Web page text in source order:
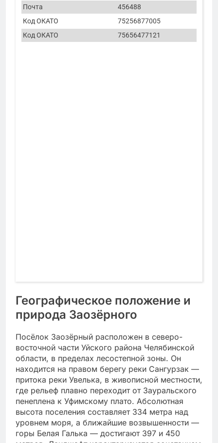
Почта
456488
Код ОКАТО
75256877005
Код ОКАТО
75656477121
Географическое положение и
природа Заозёрного
Посёлок Заозёрный расположен в северо-
восточной части Уйского района Челябинской
области, в пределах лесостепной зоны. Он
находится на правом берегу реки Сангурзак —
притока реки Увелька, в живописной местности,
где рельеф плавно переходит от Зауральского
пенеплена к Уфимскому плато. Абсолютная
высота поселения составляет 334 метра над
уровнем моря, а ближайшие возвышенности —
горы Белая Галька — достигают 397 и 450